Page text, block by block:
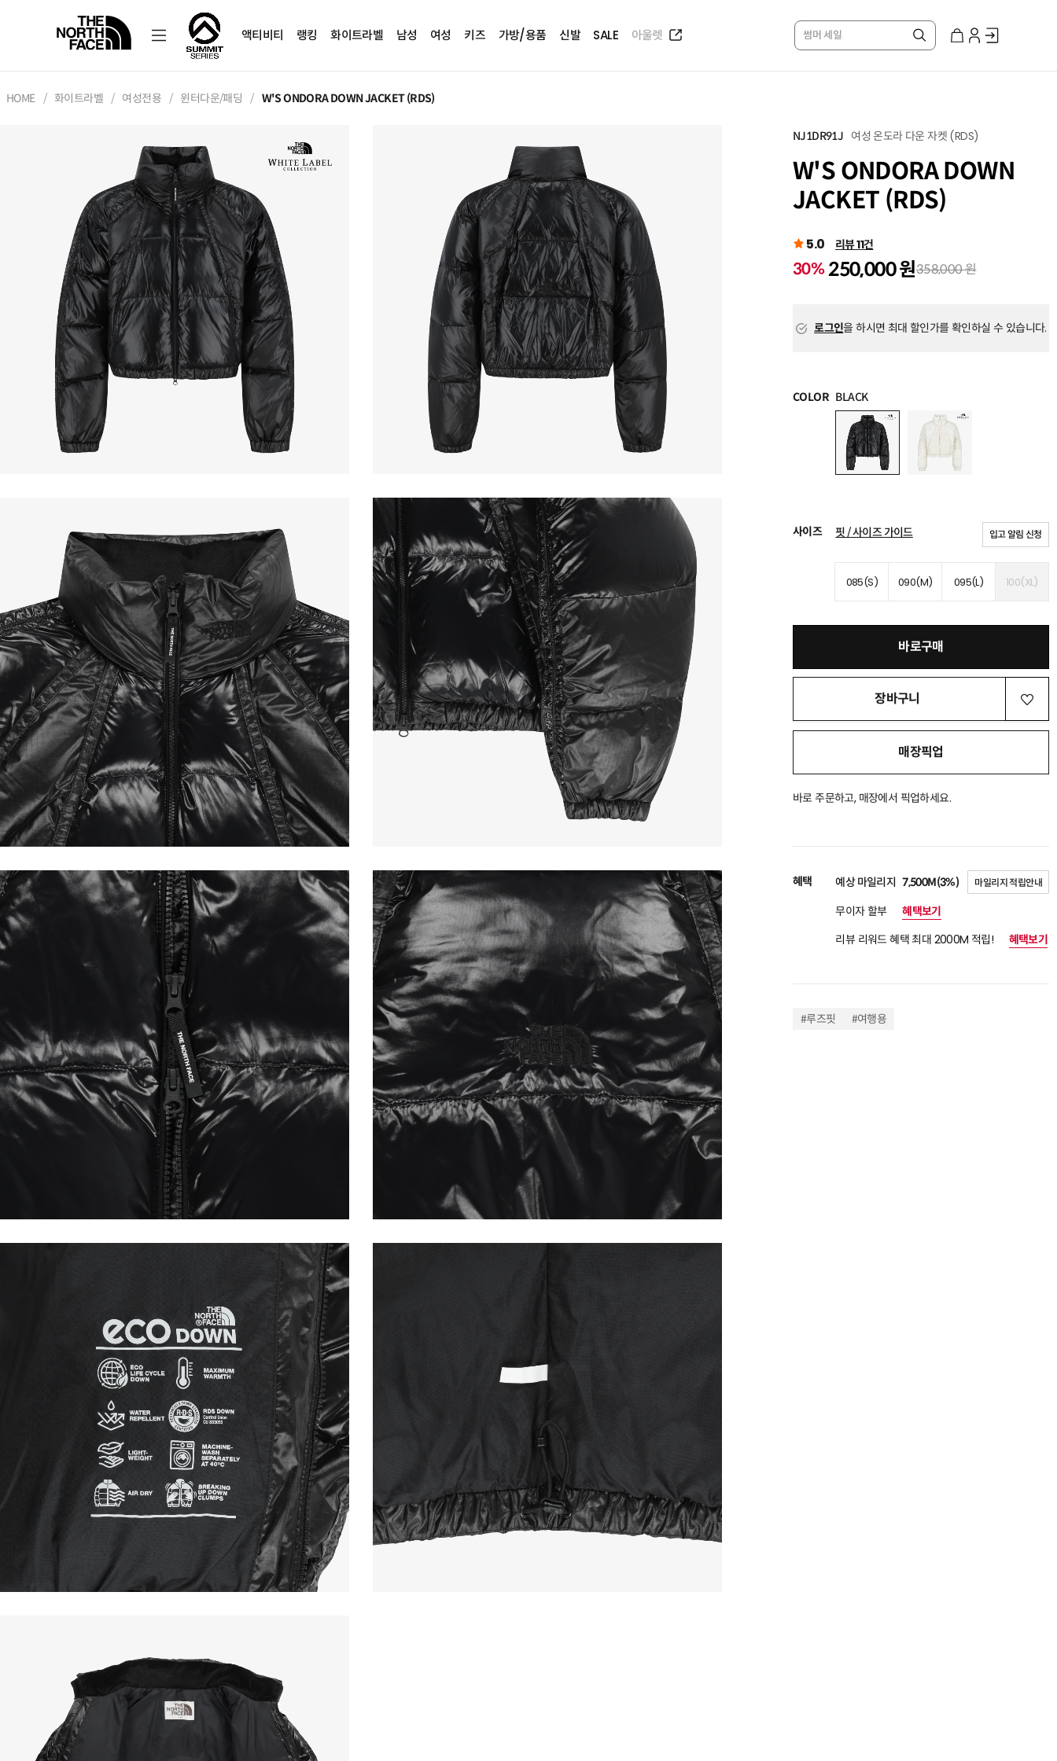
액티비티 랭킹 화이트라벨 남성 여성 키즈 가방/용품 신발 SALE 아울렛 썸머 세일
HOME 화이트라벨 여성전용 윈터다운/패딩 W'S ONDORA DOWN JACKET (RDS)
NJ1DR91J 여성 온도라 다운 자켓 (RDS)
W'S ONDORA DOWN
JACKET (RDS)
5.0 리뷰 11건
30% 250,000 원358,000 원
로그인을 하시면 최대 할인가를 확인하실 수 있습니다.
COLOR BLACK
사이즈 핏 / 사이즈 가이드 입고 알림 신청
085(S) 090(M) 095(L) 100(XL)
바로구매
장바구니
매장픽업
바로 주문하고, 매장에서 픽업하세요.
혜택 예상 마일리지 7,500M(3%) 마일리지 적립안내
무이자 할부
혜택보기
리뷰 리워드 혜택 최대 2000M 적립!
혜택보기
#루즈핏 #여행용